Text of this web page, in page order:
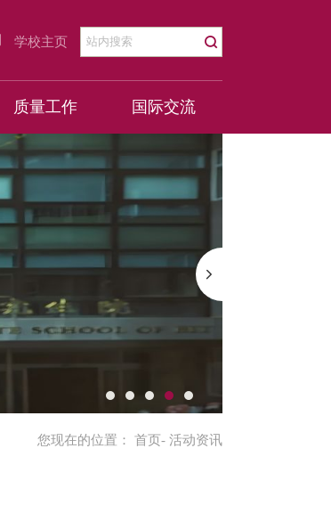
学校主页
质量工作 国际交流
您现在的位置： 首页- 活动资讯